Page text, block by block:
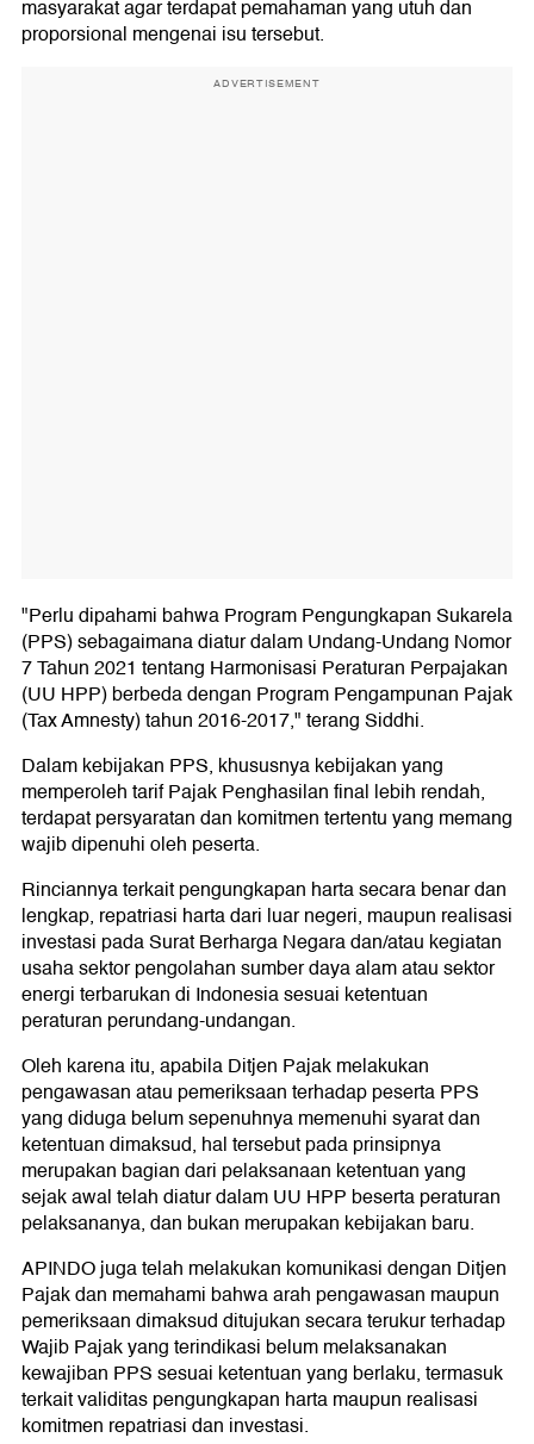
masyarakat agar terdapat pemahaman yang utuh dan
proporsional mengenai isu tersebut.
ADVERTISEMENT
"Perlu dipahami bahwa Program Pengungkapan Sukarela
(PPS) sebagaimana diatur dalam Undang-Undang Nomor
7 Tahun 2021 tentang Harmonisasi Peraturan Perpajakan
(UU HPP) berbeda dengan Program Pengampunan Pajak
(Tax Amnesty) tahun 2016-2017," terang Siddhi.
Dalam kebijakan PPS, khususnya kebijakan yang
memperoleh tarif Pajak Penghasilan final lebih rendah,
terdapat persyaratan dan komitmen tertentu yang memang
wajib dipenuhi oleh peserta.
Rinciannya terkait pengungkapan harta secara benar dan
lengkap, repatriasi harta dari luar negeri, maupun realisasi
investasi pada Surat Berharga Negara dan/atau kegiatan
usaha sektor pengolahan sumber daya alam atau sektor
energi terbarukan di Indonesia sesuai ketentuan
peraturan perundang-undangan.
Oleh karena itu, apabila Ditjen Pajak melakukan
pengawasan atau pemeriksaan terhadap peserta PPS
yang diduga belum sepenuhnya memenuhi syarat dan
ketentuan dimaksud, hal tersebut pada prinsipnya
merupakan bagian dari pelaksanaan ketentuan yang
sejak awal telah diatur dalam UU HPP beserta peraturan
pelaksananya, dan bukan merupakan kebijakan baru.
APINDO juga telah melakukan komunikasi dengan Ditjen
Pajak dan memahami bahwa arah pengawasan maupun
pemeriksaan dimaksud ditujukan secara terukur terhadap
Wajib Pajak yang terindikasi belum melaksanakan
kewajiban PPS sesuai ketentuan yang berlaku, termasuk
terkait validitas pengungkapan harta maupun realisasi
komitmen repatriasi dan investasi.